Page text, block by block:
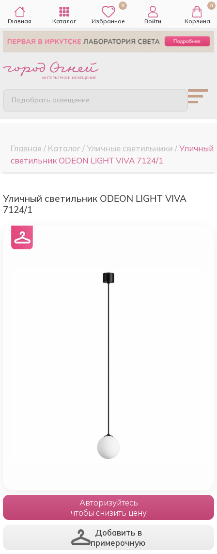
Главная Каталог
0
Избранное Войти
0
Корзина
Подобрать освещение
Главная / Каталог/Уличные светильники /Уличный
светильник ODEON LIGHT VIVA 7124/1
Уличный светильник ODEON LIGHT VIVA
7124/1
Авторизуйтесь
чтобы снизить цену
Добавить в
примерочную